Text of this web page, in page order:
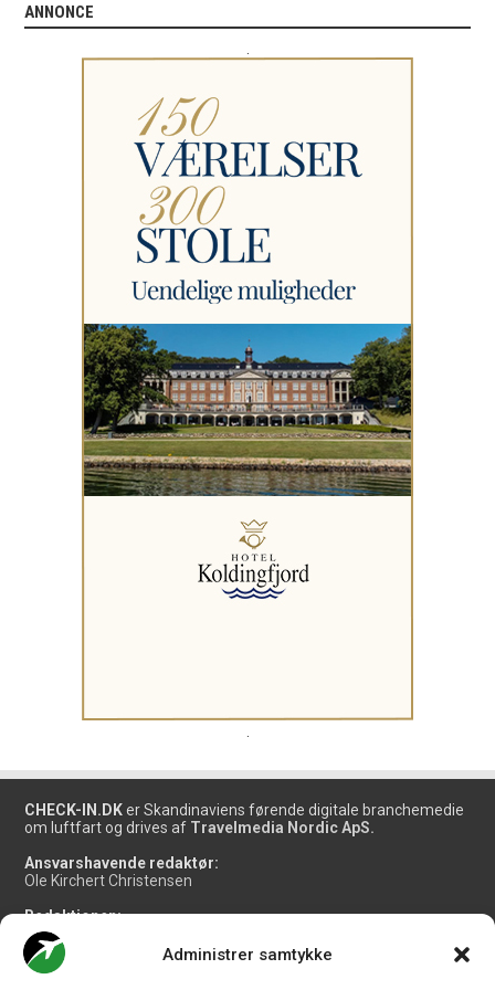
Administrer samtykke
ANNONCE
CHECK-IN.DK er Skandinaviens førende digitale branchemedie
om luftfart og drives af Travelmedia Nordic ApS.
Ansvarshavende redaktør:
Ole Kirchert Christensen
Redaktionen:
Christian Granhøj Skouboe
Henrik Baumgarten
Danny Longhi Andreasen